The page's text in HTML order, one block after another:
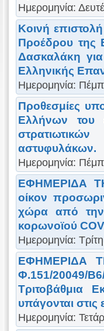
Ημερομηνία:
Κοινή
Προέδρου της
Δασκαλάκη
Ελληνικής
Ημερομηνία:
Προθεσμίες
Ελλήνων του
αστυφυλάκων.
Ημερομηνία:
ΕΦΗΜΕΡΙΔΑ
οίκον
χώρα από την
κορωνοϊού
Ημερομηνία:
ΕΦΗΜΕΡΙΔΑ
Φ.151/20049/
Τριτοβάθμια
υπάγονται στις
Ημερομηνία: